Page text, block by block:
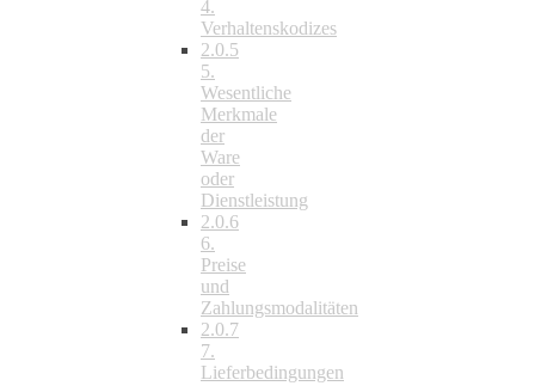
4.
Verhaltenskodizes
2.0.5
5.
Wesentliche
Merkmale
der
Ware
oder
Dienstleistung
2.0.6
6.
Preise
und
Zahlungsmodalitäten
2.0.7
7.
Lieferbedingungen